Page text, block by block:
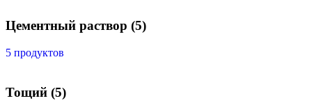
Цементный раствор (5)
5 продуктов
Тощий (5)